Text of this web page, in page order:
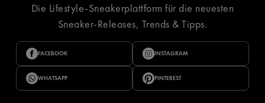
Die Lifestyle-Sneakerplattform für die neuesten
Sneaker-Releases, Trends & Tipps.
FACEBOOK INSTAGRAM
WHATSAPP PINTEREST